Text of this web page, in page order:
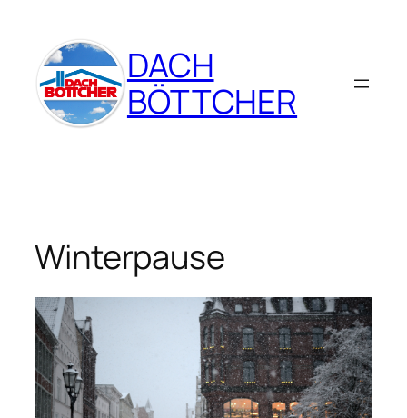
springen
DACH
BÖTTCHER
Winterpause